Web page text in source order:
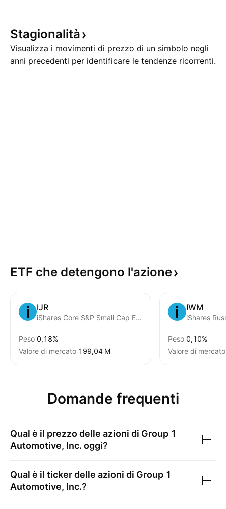
Stagionalità
Visualizza i movimenti di prezzo di un simbolo negli
anni precedenti per identificare le tendenze ricorrenti.
ETF che detengono l'azione
IJR
iShares Core S&P Small Cap ETF
Peso 0,18%
Valore di mercato ‪199,04 M‬
IWM
iShares
Peso 0,10%
Valore di mercato
Domande frequenti
Qual è il prezzo delle azioni di Group 1
Automotive, Inc. oggi?
Qual è il ticker delle azioni di Group 1
Automotive, Inc.?